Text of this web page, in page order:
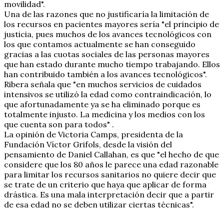
movilidad".
Una de las razones que no justificaría la limitación de
los recursos en pacientes mayores sería "el principio de
justicia, pues muchos de los avances tecnológicos con
los que contamos actualmente se han conseguido
gracias a las cuotas sociales de las personas mayores
que han estado durante mucho tiempo trabajando. Ellos
han contribuido también a los avances tecnológicos".
Ribera señala que "en muchos servicios de cuidados
intensivos se utilizó la edad como contraindicación, lo
que afortunadamente ya se ha eliminado porque es
totalmente injusto. La medicina y los medios con los
que cuenta son para todos" .
La opinión de Victoria Camps, presidenta de la
Fundación Víctor Grifols, desde la visión del
pensamiento de Daniel Callahan, es que "el hecho de que
considere que los 80 años le parece una edad razonable
para limitar los recursos sanitarios no quiere decir que
se trate de un criterio que haya que aplicar de forma
drástica. Es una mala interpretación decir que a partir
de esa edad no se deben utilizar ciertas técnicas".